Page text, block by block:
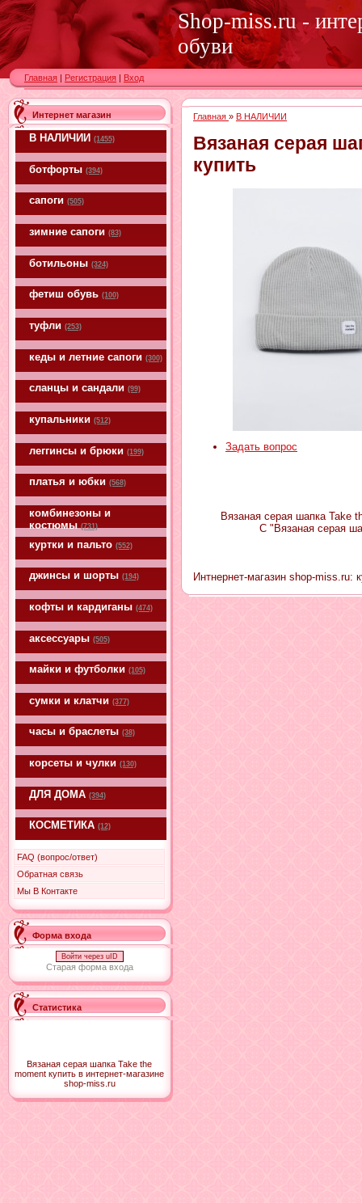
Shop-miss.ru -
обуви
Главная | Регистрация | Вход
Интернет магазин
В НАЛИЧИИ (1455)
ботфорты (394)
сапоги (505)
зимние сапоги (83)
ботильоны (324)
фетиш обувь (100)
туфли (253)
кеды и летние сапоги (300)
сланцы и сандали (99)
купальники (512)
леггинсы и брюки (199)
платья и юбки (568)
комбинезоны и
костюмы (731)
куртки и пальто (552)
джинсы и шорты (194)
кофты и кардиганы (474)
аксессуары (505)
майки и футболки (105)
сумки и клатчи (377)
часы и браслеты (38)
корсеты и чулки (130)
ДЛЯ ДОМА (394)
КОСМЕТИКА (12)
FAQ (вопрос/ответ)
Обратная связь
Мы В Контакте
Форма входа
Войти через uID
Старая форма входа
Статистика
Вязаная серая шапка Take the
moment купить в интернет-магазине
shop-miss.ru
Главная » В НАЛИЧИИ
Вязаная серая
купить
Задать вопрос
Вязаная серая шапка Take
С "Вязаная серая
Интнернет-магазин shop-